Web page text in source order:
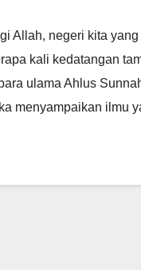
Allah, negeri kita yang
kali kedatangan
ulama Ahlus
menyampaikan ilmu